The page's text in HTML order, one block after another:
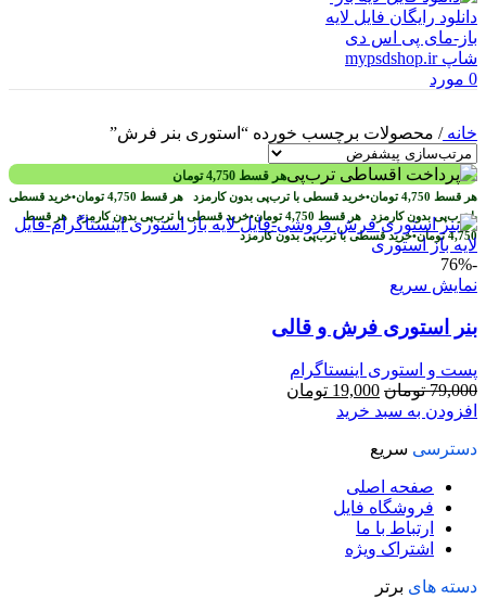
0 مورد
خانه/ محصولات برچسب خورده “استوری بنر فرش”
هر قسط 4,750 تومان
هر قسط 4,750 تومان•خرید قسطی با ترب‌پی بدون کارمزد هر قسط 4,750 تومان•خرید قسطی
با ترب‌پی بدون کارمزد هر قسط 4,750 تومان•خرید قسطی با ترب‌پی بدون کارمزد هر قسط
4,750 تومان•خرید قسطی با ترب‌پی بدون کارمزد
-76%
نمایش سریع
بنر استوری فرش و قالی
پست و استوری اینستاگرام
79,000 تومان قیمت
اصلی
بود.
19,000 تومان
افزودن به سبد خرید
دسترسی سریع
صفحه اصلی
فروشگاه فایل
ارتباط با ما
اشتراک ویژه
دسته های برتر